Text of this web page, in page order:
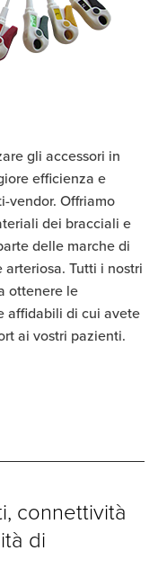
gli accessori in
efficienza e
vendor. Offriamo
dei bracciali e
delle marche di
Tutti i nostri
ottenere le
affidabili di cui avete
ai vostri pazienti.
connettività
di